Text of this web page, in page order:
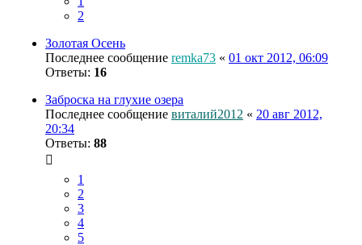
2
Золотая Осень
Последнее сообщение remka73 « 01 окт 2012, 06:09
Ответы: 16
Заброска на глухие озера
Последнее сообщение виталий2012 « 20 авг 2012,
20:34
Ответы: 88
1
2
3
4
5